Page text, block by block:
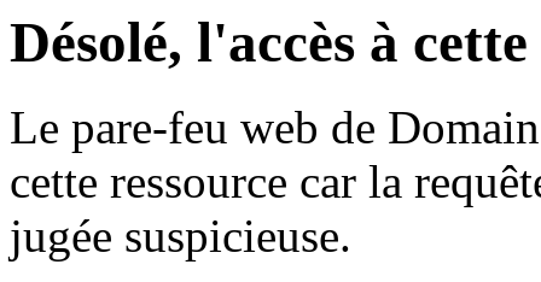
Désolé, l'accès à
Le pare-feu web de
cette ressource car la
jugée suspicieuse.